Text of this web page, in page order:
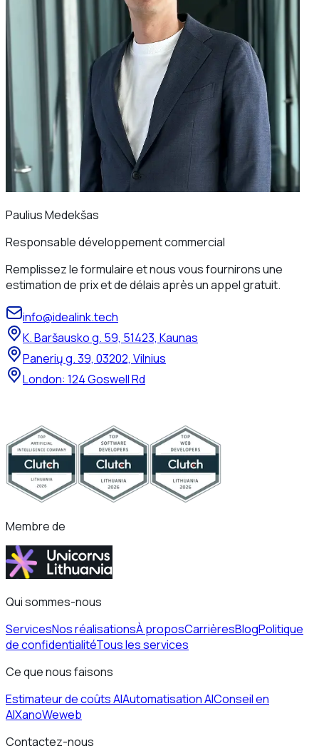
Paulius Medekšas
Responsable développement commercial
Remplissez le formulaire et nous vous fournirons une
estimation de prix et de délais après un appel gratuit.
info@idealink.tech
K. Baršausko g. 59, 51423, Kaunas
Panerių g. 39, 03202, Vilnius
London: 124 Goswell Rd
Membre de
Qui sommes-nous
ServicesNos réalisationsÀ proposCarrièresBlogPolitique
de confidentialitéTous les services
Ce que nous faisons
Estimateur de coûts AIAutomatisation AIConseil en
AIXanoWeweb
Contactez-nous